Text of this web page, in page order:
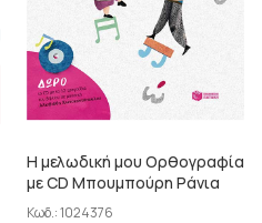
Η μελωδική μου Ορθογραφία
με CD Μπουμπούρη Ράνια
Κωδ.:1024376